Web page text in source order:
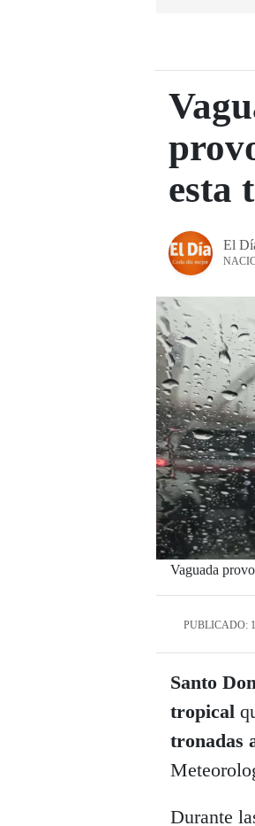
esta
El
Vaguada
PUBLICADO:
Santo
tropical
tronadas
Durante